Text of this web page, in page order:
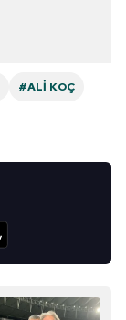
#ALI KOÇ